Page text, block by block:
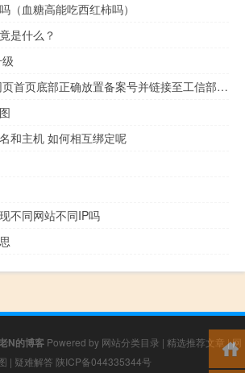
（血糖高能吃西红柿吗）
是什么？
按工信部要求,在网页首页底部正确放置备案号并链接至工信部备案
和主机 如何相互绑定呢
不同网站不同IP吗
N的博客Powered by 网站分类目录 | 精选推荐文章|网
| 疑难解答 陕ICP备044335344号